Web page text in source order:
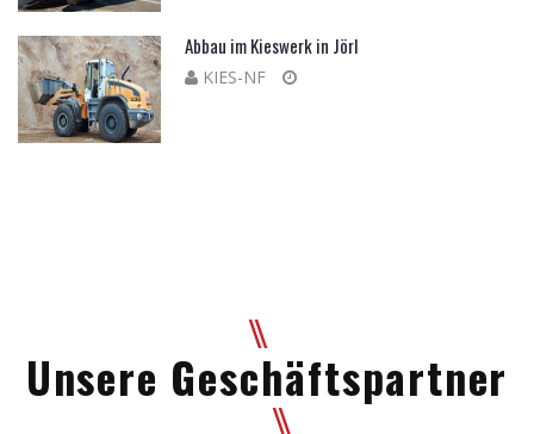
Abbau im Kieswerk in Jörl
KIES-NF
Unsere Geschäftspartner